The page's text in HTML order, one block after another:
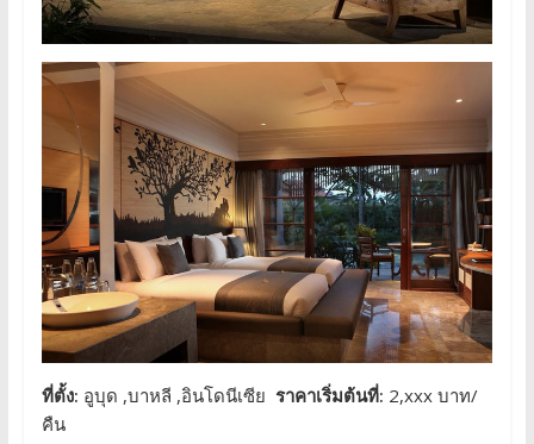
ที่ตั้ง: อูบุด ,บาหลี ,อินโดนีเซีย ราคาเริ่มต้นที่: 2,xxx บาท/
คืน